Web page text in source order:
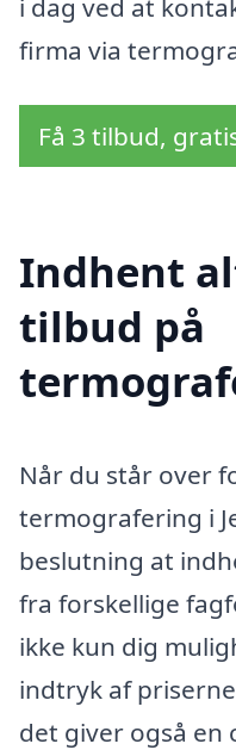
i dag ved at
firma via
Få 3 tilbud,
Indhent
tilbud på
Når du står over
termografering i
beslutning at
fra forskellige
ikke kun dig
indtryk af
det giver også en